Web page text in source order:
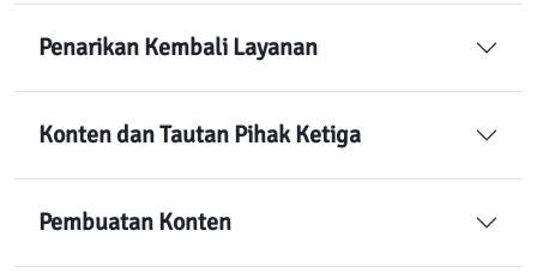
Penarikan Kembali Layanan
Konten dan Tautan Pihak Ketiga
Pembuatan Konten